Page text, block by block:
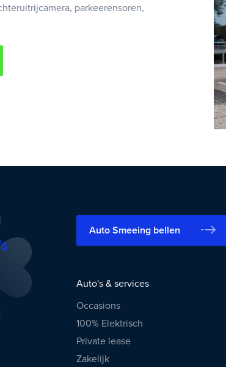
parkeerensoren,
Auto Smeeing bellen
Auto's & services
Occasions
100% Elektrisch
Private lease
Zakelijk